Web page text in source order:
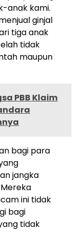
anak kami.
ginjal
tiga anak
tidak
maupun
PBB Klaim
bagi para
jangka
ini tidak
bagi
tidak